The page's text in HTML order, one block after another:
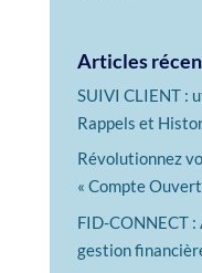
Articles
SUIVI CLIENT :
Rappels et
Révolutionnez
« Compte
FID-CONNECT
gestion